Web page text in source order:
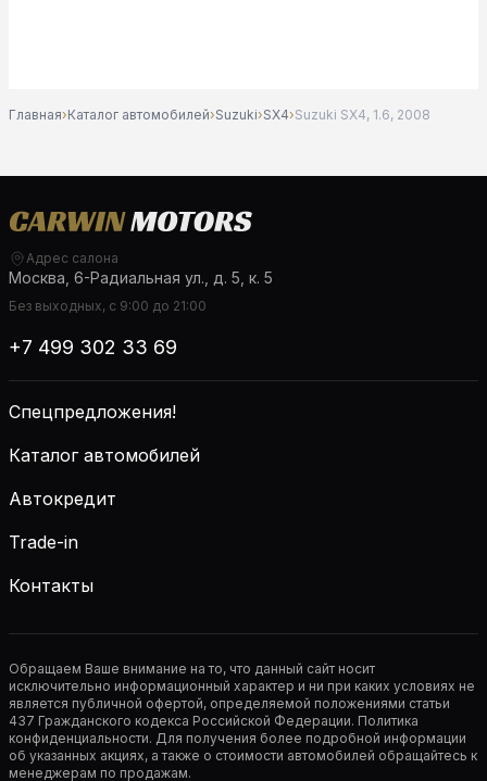
Главная›Каталог автомобилей›Suzuki›SX4›Suzuki SX4, 1.6, 2008
Адрес салона
Москва, 6-Радиальная ул., д. 5, к. 5
Без выходных, с 9:00 до 21:00
+7 499 302 33 69
Спецпредложения!
Каталог автомобилей
Автокредит
Trade-in
Контакты
Обращаем Ваше внимание на то, что данный сайт носит
исключительно информационный характер и ни при каких условиях не
является публичной офертой, определяемой положениями статьи
437 Гражданского кодекса Российской Федерации. Политика
конфиденциальности. Для получения более подробной информации
об указанных акциях, а также о стоимости автомобилей обращайтесь к
менеджерам по продажам.